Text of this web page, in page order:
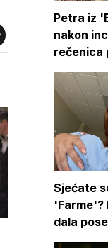
Petra iz
nakon
rečenica
Sjećate
'Farme'?
dala